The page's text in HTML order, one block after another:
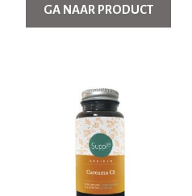
GA NAAR PRODUCT